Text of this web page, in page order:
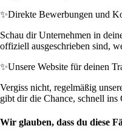
✨Direkte Bewerbungen und
Schau dir Unternehmen in
offiziell ausgeschrieben sind,
✨Unsere Website für deinen
Vergiss nicht, regelmäßig
gibt dir die Chance, schnell ins
Wir glauben, dass du diese